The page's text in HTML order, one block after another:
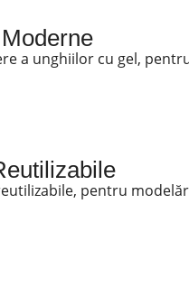
a unghiilor cu gel,
pentru